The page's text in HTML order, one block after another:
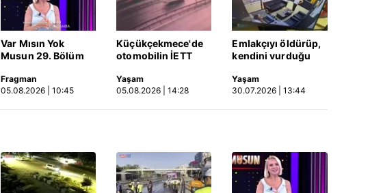
Var Mısın Yok
Musun 29. Bölüm
yayınlandı | Video
Fragman
05.08.2026 | 10:45
Küçükçekmece'de
otomobilin İETT
kaza kamerada |
Video
Yaşam
05.08.2026 | 14:28
Emlakçıyı öldürüp,
kendini vurduğu
ortaya çıktı | Video
Yaşam
30.07.2026 | 13:44